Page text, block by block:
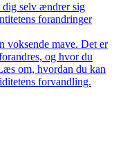
dig selv ændrer sig
forandringer
voksende mave. Det er
og hvor du
om, hvordan du kan
forvandling.